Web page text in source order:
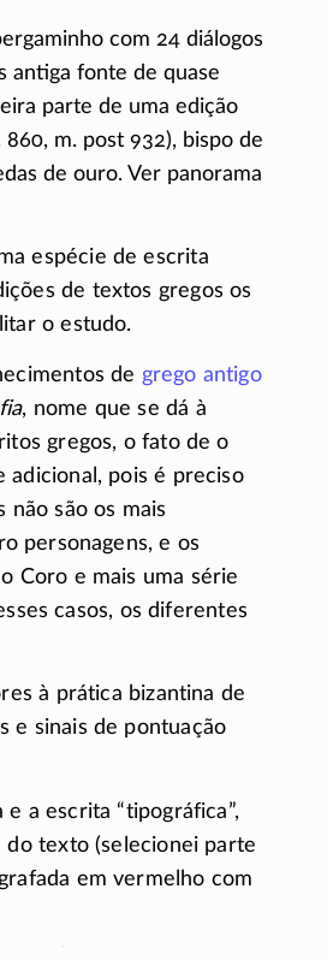
com 24 diálogos
antiga fonte de quase
parte de uma edição
m. post 932), bispo de
de ouro. Ver panorama
espécie de escrita
de textos gregos os
o estudo.
de grego antigo
, nome que se dá à
gregos, o fato de o
adicional, pois é preciso
não são os mais
personagens, e os
Coro e mais uma série
casos, os diferentes
à prática bizantina de
e sinais de pontuação
a escrita “tipográfica”,
do texto (selecionei parte
em vermelho com